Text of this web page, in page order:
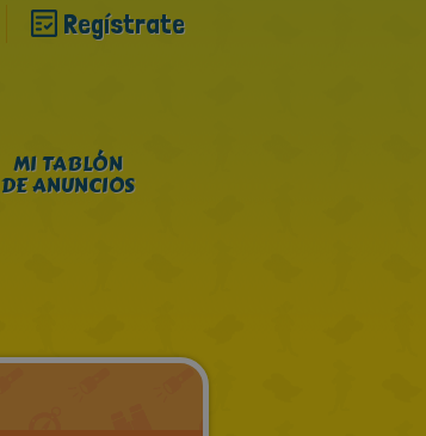
Regístrate
MI TABLÓN
DE ANUNCIOS